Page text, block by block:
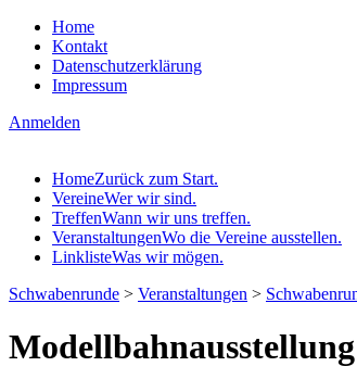
Home
Kontakt
Datenschutzerklärung
Impressum
Anmelden
HomeZurück zum Start.
VereineWer wir sind.
TreffenWann wir uns treffen.
VeranstaltungenWo die Vereine ausstellen.
LinklisteWas wir mögen.
Schwabenrunde > Veranstaltungen >